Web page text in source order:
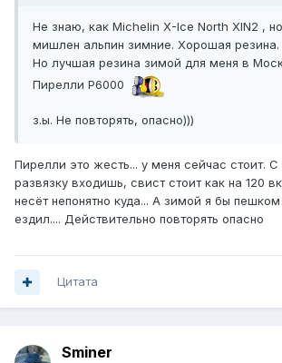
Не знаю, как Michelin X-Ice North XIN2 ,
мишлен альпин зимние. Хорошая резина.
Но лучшая резина зимой для меня в
Пирелли P6000
з.ы. Не повторять, опасно)))
Пирелли это жесть... у меня сейчас стоит.
развязку входишь, свист стоит как на 120
несёт непонятно куда... А зимой я бы
ездил.... Действительно повторять опасно
Цитата
Sminer